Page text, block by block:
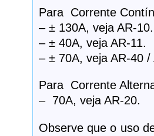
Para Corrente
– ± 130A, veja AR-10.
– ± 40A, veja AR-11.
– ± 70A, veja AR-40 /
Para Corrente
– 70A, veja AR-20.
Observe que o uso